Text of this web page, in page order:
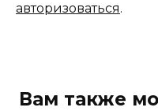
авторизоваться.
Вам также